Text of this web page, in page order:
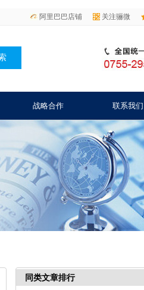
阿里巴巴店铺
关注骊微
战略合作 联系我们
同类文章排行